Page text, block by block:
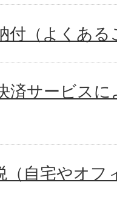
付（よくある
済サービス
（自宅やオフ